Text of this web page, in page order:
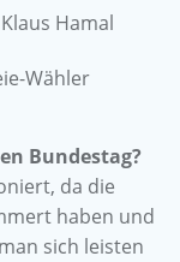
Bundestag?
da die
haben und
sich leisten